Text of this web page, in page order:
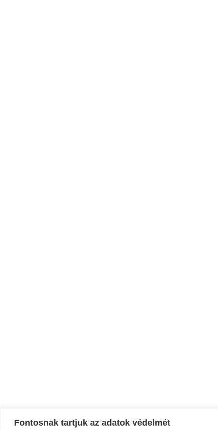
Fontosnak tartjuk az adatok védelmét